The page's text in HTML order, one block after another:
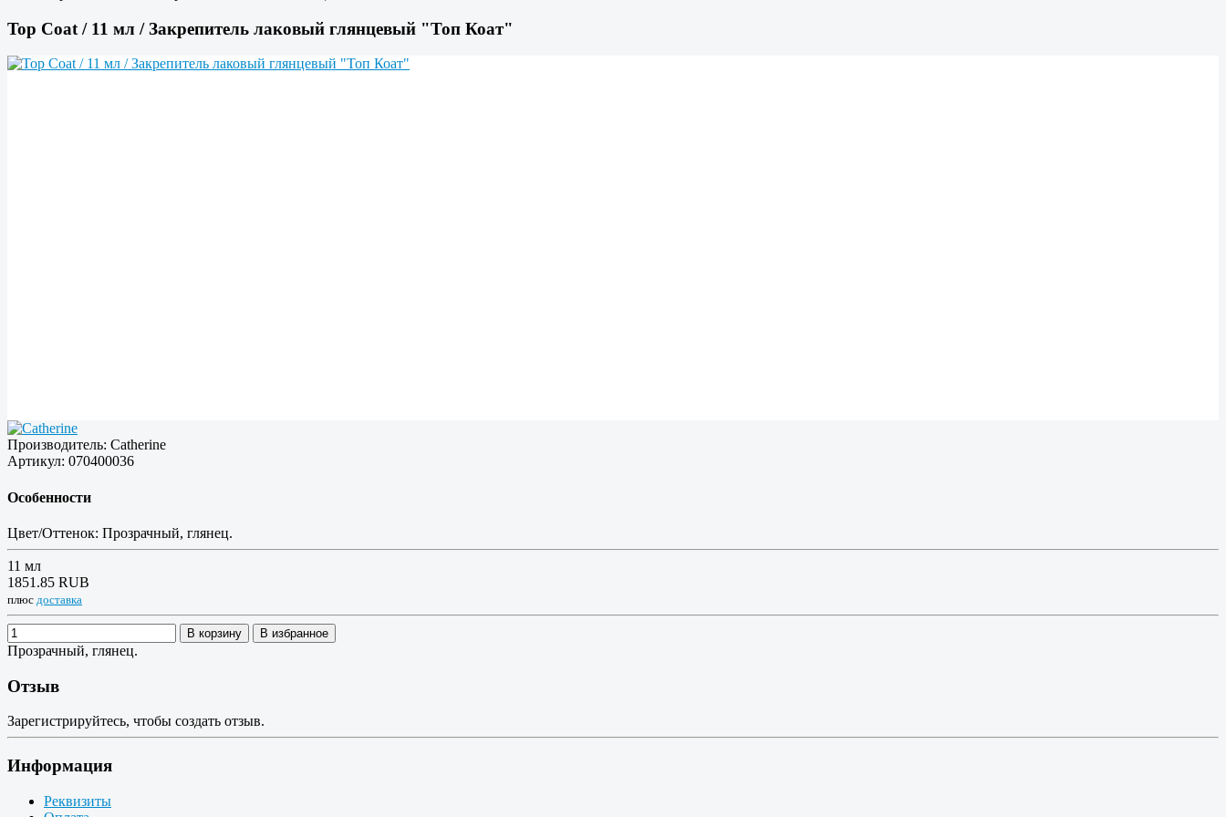
Top Coat / 11 мл / Закрепитель лаковый глянцевый "Топ Коат"
Производитель: Catherine
Артикул: 070400036
Особенности
Цвет/Оттенок: Прозрачный, глянец.
11 мл
1851.85 RUB
плюс доставка
В корзину В избранное
Прозрачный, глянец.
Отзыв
Зарегистрируйтесь, чтобы создать отзыв.
Информация
Реквизиты